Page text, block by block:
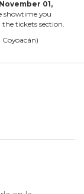
November 01,
showtime you
tickets section.
Coyoacán)